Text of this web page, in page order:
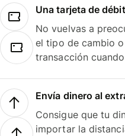
Una tarjeta de
No vuelvas a
el tipo de cambio
transacción
Envía dinero al
Consigue que tu
importar la